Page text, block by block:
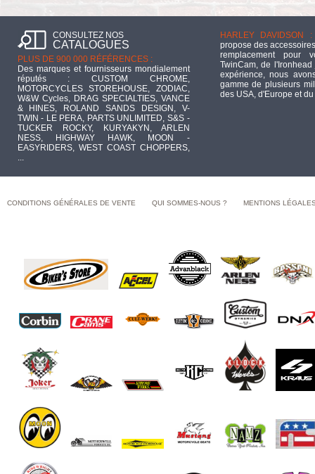
CONSULTEZ NOS
CATALOGUES
PLUS DE 900 000 RÉFÉRENCES :
Des marques et fournisseurs mondialement
réputés : CUSTOM CHROME,
MOTORCYCLES STOREHOUSE, ZODIAC,
W&W Cycles, DRAG SPECIALTIES, VANCE
& HINES, ROLAND SANDS DESIGN, V-
TWIN - LE PERA, PARTS UNLIMITED, S&S -
TUCKER ROCKY, KURYAKYN, ARLEN
NESS, HIGHWAY HAWK, MOON -
EASYRIDERS, WEST COAST CHOPPERS,
...
HARLEY DAVIDSON :
propose des
remplacement pour
TwinCam, de
expérience, nous
gamme de plusieurs
des USA, d'Europe et
CONDITIONS GÉNÉRALES DE VENTE QUI SOMMES-NOUS ? MENTIONS